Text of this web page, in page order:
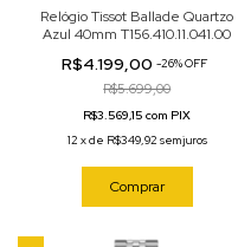
Relógio Tissot Ballade Quartzo
Azul 40mm T156.410.11.041.00
R$4.199,00-26%OFF
R$5.699,00
R$3.569,15 com PIX
12 xde R$349,92 sem juros
Comprar